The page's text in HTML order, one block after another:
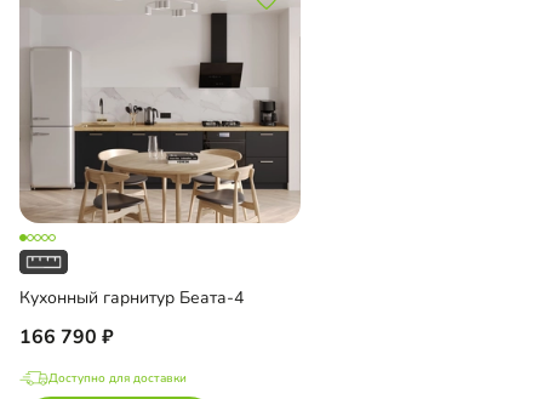
Кухонный гарнитур Беата-4
166 790
Доступно для доставки